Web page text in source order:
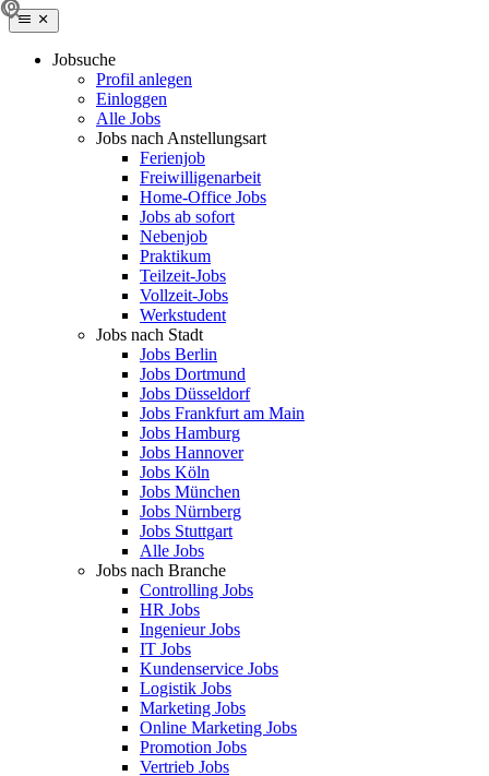
Jobsuche
Profil anlegen
Einloggen
Alle Jobs
Jobs nach Anstellungsart
Ferienjob
Freiwilligenarbeit
Home-Office Jobs
Jobs ab sofort
Nebenjob
Praktikum
Teilzeit-Jobs
Vollzeit-Jobs
Werkstudent
Jobs nach Stadt
Jobs Berlin
Jobs Dortmund
Jobs Düsseldorf
Jobs Frankfurt am Main
Jobs Hamburg
Jobs Hannover
Jobs Köln
Jobs München
Jobs Nürnberg
Jobs Stuttgart
Alle Jobs
Jobs nach Branche
Controlling Jobs
HR Jobs
Ingenieur Jobs
IT Jobs
Kundenservice Jobs
Logistik Jobs
Marketing Jobs
Online Marketing Jobs
Promotion Jobs
Vertrieb Jobs